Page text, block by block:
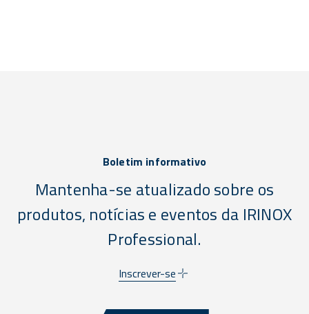
Boletim informativo
Mantenha-se atualizado sobre os
produtos, notícias e eventos da IRINOX
Professional.
Inscrever-se